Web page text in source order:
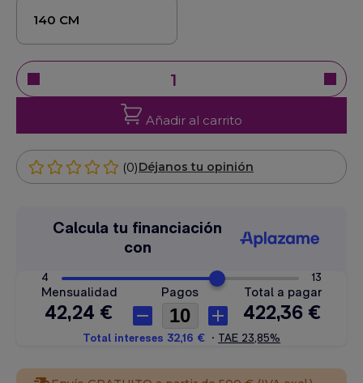
140 CM
Añadir al carrito
(0)Déjanos tu opinión